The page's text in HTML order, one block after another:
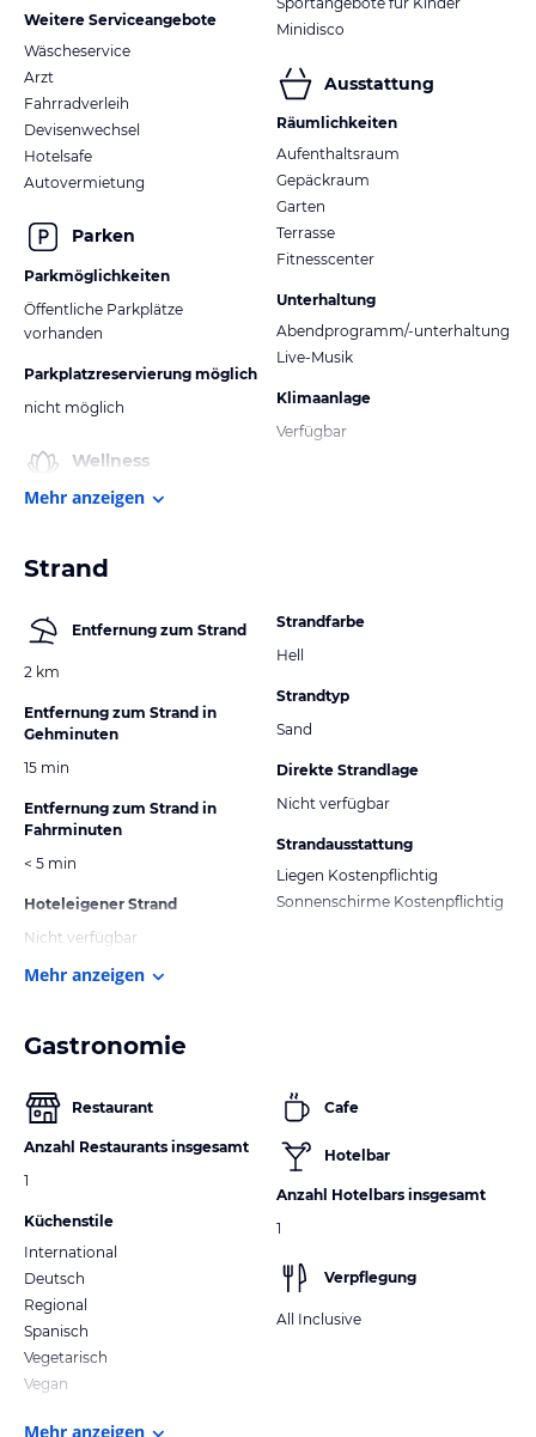
Weitere Serviceangebote
Wäscheservice
Arzt
Fahrradverleih
Devisenwechsel
Hotelsafe
Autovermietung
Parken
Parkmöglichkeiten
Öffentliche Parkplätze
vorhanden
Parkplatzreservierung möglich
nicht möglich
Wellness
Minidisco
Ausstattung
Räumlichkeiten
Aufenthaltsraum
Gepäckraum
Garten
Terrasse
Fitnesscenter
Unterhaltung
Abendprogramm/-unterhaltung
Live-Musik
Klimaanlage
Verfügbar
Mehr anzeigen
Strand
Entfernung zum Strand
2 km
Entfernung zum Strand in
Gehminuten
15 min
Entfernung zum Strand in
Fahrminuten
< 5 min
Hoteleigener Strand
Nicht verfügbar
Strandfarbe
Hell
Strandtyp
Sand
Direkte Strandlage
Nicht verfügbar
Strandausstattung
Liegen Kostenpflichtig
Sonnenschirme Kostenpflichtig
Mehr anzeigen
Gastronomie
Restaurant
Anzahl Restaurants insgesamt
1
Küchenstile
International
Deutsch
Regional
Spanisch
Vegetarisch
Vegan
Cafe
Hotelbar
Anzahl Hotelbars insgesamt
1
Verpflegung
All Inclusive
Mehr anzeigen